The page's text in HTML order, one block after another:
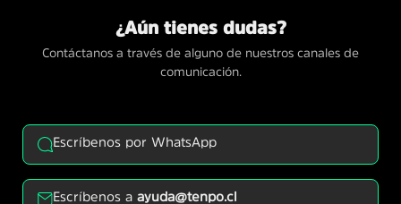
¿Aún tienes dudas?
Contáctanos a través de alguno de nuestros canales de
comunicación.
Escríbenos por WhatsApp
Escríbenos aayuda@tenpo.cl